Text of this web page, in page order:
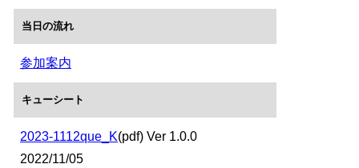
当日の流れ
参加案内
キューシート
2023-1112que_K(pdf) Ver 1.0.0
2022/11/05